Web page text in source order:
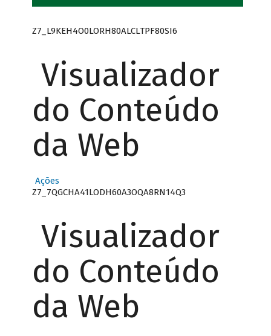
Z7_L9KEH4O0LORH80ALCLTPF80SI6
Visualizador
do Conteúdo
da Web
Ações
Z7_7QGCHA41LODH60A3OQA8RN14Q3
Visualizador
do Conteúdo
da Web